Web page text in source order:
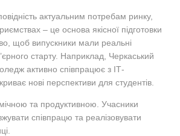
актуальним потребам ринку,
– це основа якісної підготовки
щоб випускники мали реальні
старту. Наприклад, Черкаський
активно співпрацює з ІТ-
нові перспективи для студентів.
та продуктивною. Учасники
співпрацю та реалізовувати